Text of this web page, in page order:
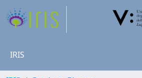
IRIS